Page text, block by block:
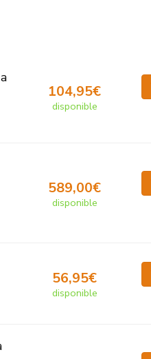
104,95€
disponible
589,00€
disponible
56,95€
disponible